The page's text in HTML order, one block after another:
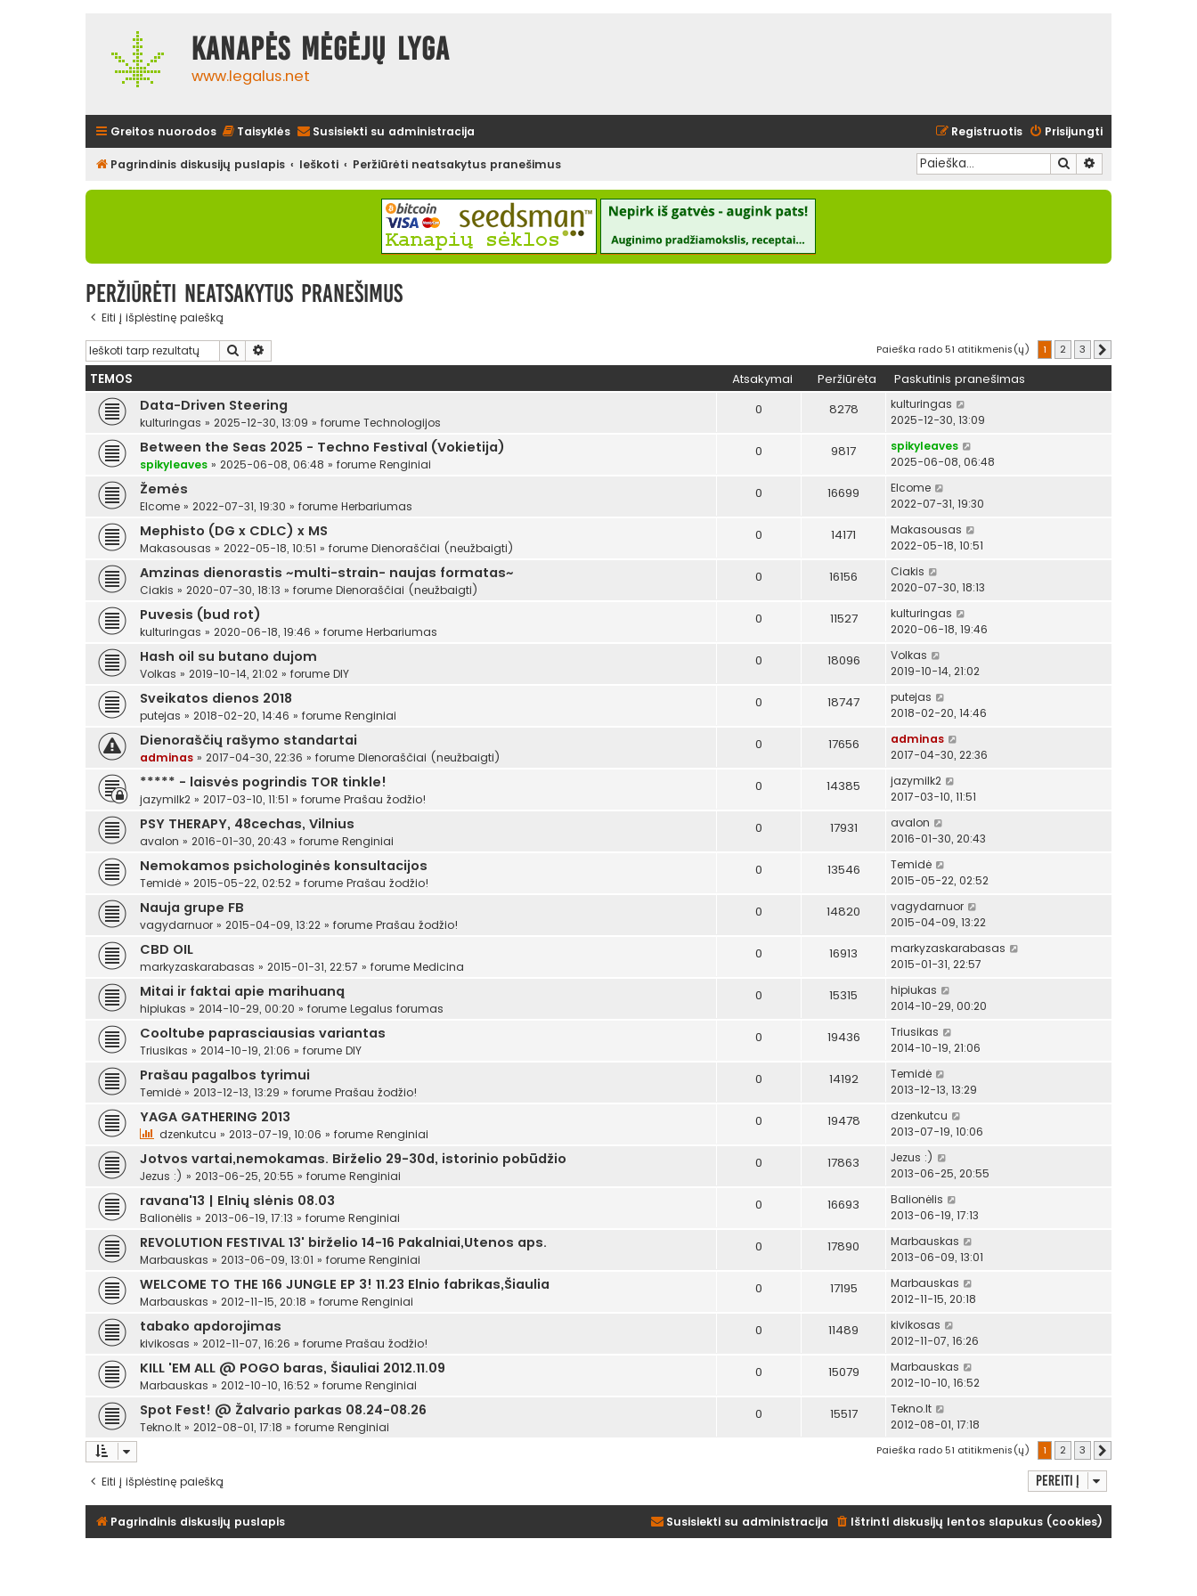
Kanapės mėgėjų lyga
www.legalus.net
Greitos nuorodos Taisyklės Susisiekti su administracija Prisijungti
Registruotis
Pagrindinis diskusijų puslapis Ieškoti Peržiūrėti neatsakytus pranešimus Ieškoti
Peržiūrėti neatsakytus pranešimus
Eiti į išplėstinę paiešką
Ieškoti Paieška rado 51 atitikmenis(ų) 1 2 3
TEMOS Atsakymai Peržiūrėta Paskutinis pranešimas
Data-Driven Steering
kulturingas » 2025-12-30, 13:09 » forume Technologijos
0 8278
kulturingas
2025-12-30, 13:09
Between the Seas 2025 - Techno Festival (Vokietija)
spikyleaves » 2025-06-08, 06:48 » forume Renginiai
0 9817
spikyleaves
2025-06-08, 06:48
Žemės
Elcome » 2022-07-31, 19:30 » forume Herbariumas
0 16699
Elcome
2022-07-31, 19:30
Mephisto (DG x CDLC) x MS
Makasousas » 2022-05-18, 10:51 » forume Dienoraščiai (neužbaigti)
0 14171
Makasousas
2022-05-18, 10:51
Amzinas dienorastis ~multi-strain- naujas formatas~
Ciakis » 2020-07-30, 18:13 » forume Dienoraščiai (neužbaigti)
0 16156
Ciakis
2020-07-30, 18:13
Puvesis (bud rot)
kulturingas » 2020-06-18, 19:46 » forume Herbariumas
0 11527
kulturingas
2020-06-18, 19:46
Hash oil su butano dujom
Volkas » 2019-10-14, 21:02 » forume DIY
0 18096
Volkas
2019-10-14, 21:02
Sveikatos dienos 2018
putejas » 2018-02-20, 14:46 » forume Renginiai
0 18747
putejas
2018-02-20, 14:46
Dienoraščių rašymo standartai
adminas » 2017-04-30, 22:36 » forume Dienoraščiai (neužbaigti)
0 17656
adminas
2017-04-30, 22:36
***** - laisvės pogrindis TOR tinkle!
jazymilk2 » 2017-03-10, 11:51 » forume Prašau žodžio!
0 14385
jazymilk2
2017-03-10, 11:51
PSY THERAPY, 48cechas, Vilnius
avalon » 2016-01-30, 20:43 » forume Renginiai
0 17931
avalon
2016-01-30, 20:43
Nemokamos psichologinės konsultacijos
Temidė » 2015-05-22, 02:52 » forume Prašau žodžio!
0 13546
Temidė
2015-05-22, 02:52
Nauja grupe FB
vagydarnuor » 2015-04-09, 13:22 » forume Prašau žodžio!
0 14820
vagydarnuor
2015-04-09, 13:22
CBD OIL
markyzaskarabasas » 2015-01-31, 22:57 » forume Medicina
0 16913
markyzaskarabasas
2015-01-31, 22:57
Mitai ir faktai apie marihuaną
hipiukas » 2014-10-29, 00:20 » forume Legalus forumas
0 15315
hipiukas
2014-10-29, 00:20
Cooltube paprasciausias variantas
Triusikas » 2014-10-19, 21:06 » forume DIY
0 19436
Triusikas
2014-10-19, 21:06
Prašau pagalbos tyrimui
Temidė » 2013-12-13, 13:29 » forume Prašau žodžio!
0 14192
Temidė
2013-12-13, 13:29
YAGA GATHERING 2013
dzenkutcu » 2013-07-19, 10:06 » forume Renginiai
0 19478
dzenkutcu
2013-07-19, 10:06
Jotvos vartai,nemokamas. Birželio 29-30d, istorinio pobūdžio
Jezus :) » 2013-06-25, 20:55 » forume Renginiai
0 17863
Jezus :)
2013-06-25, 20:55
ravana'13 | Elnių slėnis 08.03
Balionėlis » 2013-06-19, 17:13 » forume Renginiai
0 16693
Balionėlis
2013-06-19, 17:13
REVOLUTION FESTIVAL 13' birželio 14-16 Pakalniai,Utenos aps.
Marbauskas » 2013-06-09, 13:01 » forume Renginiai
0 17890
Marbauskas
2013-06-09, 13:01
WELCOME TO THE 166 JUNGLE EP 3! 11.23 Elnio fabrikas,Šiaulia
Marbauskas » 2012-11-15, 20:18 » forume Renginiai
0 17195
Marbauskas
2012-11-15, 20:18
tabako apdorojimas
kivikosas » 2012-11-07, 16:26 » forume Prašau žodžio!
0 11489
kivikosas
2012-11-07, 16:26
KILL 'EM ALL @ POGO baras, Šiauliai 2012.11.09
Marbauskas » 2012-10-10, 16:52 » forume Renginiai
0 15079
Marbauskas
2012-10-10, 16:52
Spot Fest! @ Žalvario parkas 08.24-08.26
Tekno.lt » 2012-08-01, 17:18 » forume Renginiai
0 15517
Tekno.lt
2012-08-01, 17:18
Paieška rado 51 atitikmenis(ų) 1 2 3
Eiti į išplėstinę paiešką Pereiti į
Pagrindinis diskusijų puslapis Ištrinti diskusijų lentos slapukus (cookies)
Susisiekti su administracija